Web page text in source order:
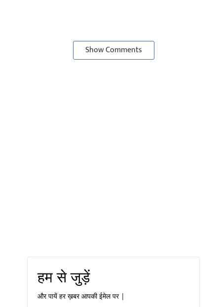
Show Comments
हम से जुड़ें
और पायें हर ख़बर आपकी ईमेल पर |